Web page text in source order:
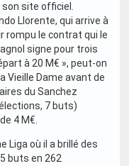
son site officiel.
Llorente, qui arrive à
rompu le contrat qui le
signe pour trois
à 20 M€ », peut-on
Vieille Dame avant de
du Sanchez
7 buts)
4 M€.
Liga où il a brillé des
buts en 262